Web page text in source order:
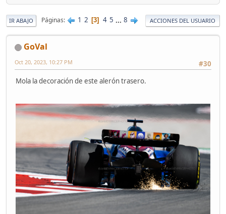
IR ABAJO Páginas 1 2 3 4 5 ... 8 ACCIONES DEL USUARIO
GoVal
#30
Oct 20, 2023, 10:27 PM
Mola la decoración de este alerón trasero.